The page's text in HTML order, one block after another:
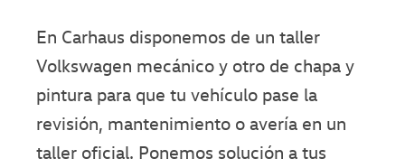
En Carhaus disponemos de un taller
Volkswagen mecánico y otro de chapa y
pintura para que tu vehículo pase la
revisión, mantenimiento o avería en un
taller oficial. Ponemos solución a tus